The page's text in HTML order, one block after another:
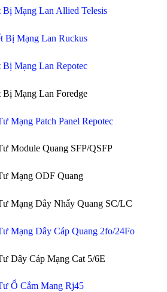
Bị Mạng Lan Allied Telesis
Bị Mạng Lan Ruckus
Bị Mạng Lan Repotec
Mạng Lan Foredge
Mạng Patch Panel Repotec
Module Quang SFP/QSFP
Mạng ODF Quang
Mạng Dây Nhẩy Quang SC/LC
Mạng Dây Cáp Quang 2fo/24Fo
Dây Cáp Mạng Cat 5/6E
Ổ Cắm Mang Rj45